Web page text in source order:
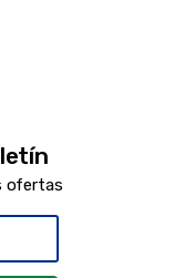
ofertas